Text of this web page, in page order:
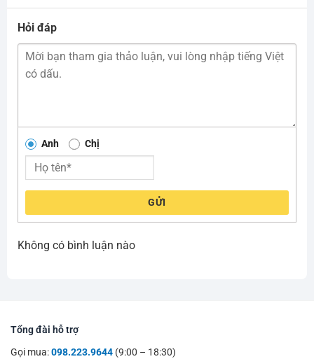
Hỏi đáp
Anh Chị
GỬI
Không có bình luận nào
Tổng đài hỗ trợ
Gọi mua:098.223.9644 (9:00 – 18:30)